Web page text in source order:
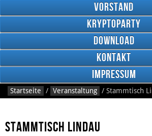
Vorstand
Kryptoparty
Download
Kontakt
Impressum
Startseite / Veranstaltung / Stammtisch
Stammtisch Lindau